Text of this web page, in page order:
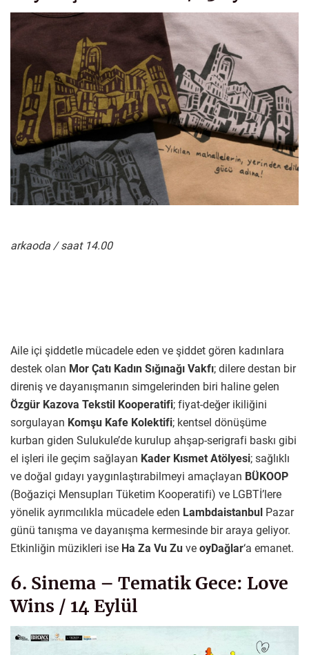
arkaoda / saat 14.00
Aile içi şiddetle mücadele eden ve şiddet gören kadınlara
destek olan Mor Çatı Kadın Sığınağı Vakfı; dilere destan bir
direniş ve dayanışmanın simgelerinden biri haline gelen
Özgür Kazova Tekstil Kooperatifi; fiyat-değer ikiliğini
sorgulayan Komşu Kafe Kolektifi; kentsel dönüşüme
kurban giden Sulukule’de kurulup ahşap-serigrafi baskı gibi
el işleri ile geçim sağlayan Kader Kısmet Atölyesi; sağlıklı
ve doğal gıdayı yaygınlaştırabilmeyi amaçlayan BÜKOOP
(Boğaziçi Mensupları Tüketim Kooperatifi) ve LGBTİ’lere
yönelik ayrımcılıkla mücadele eden Lambdaistanbul Pazar
günü tanışma ve dayanışma kermesinde bir araya geliyor.
Etkinliğin müzikleri ise Ha Za Vu Zu ve oyDağlar‘a emanet.
6. Sinema – Tematik Gece: Love
Wins / 14 Eylül